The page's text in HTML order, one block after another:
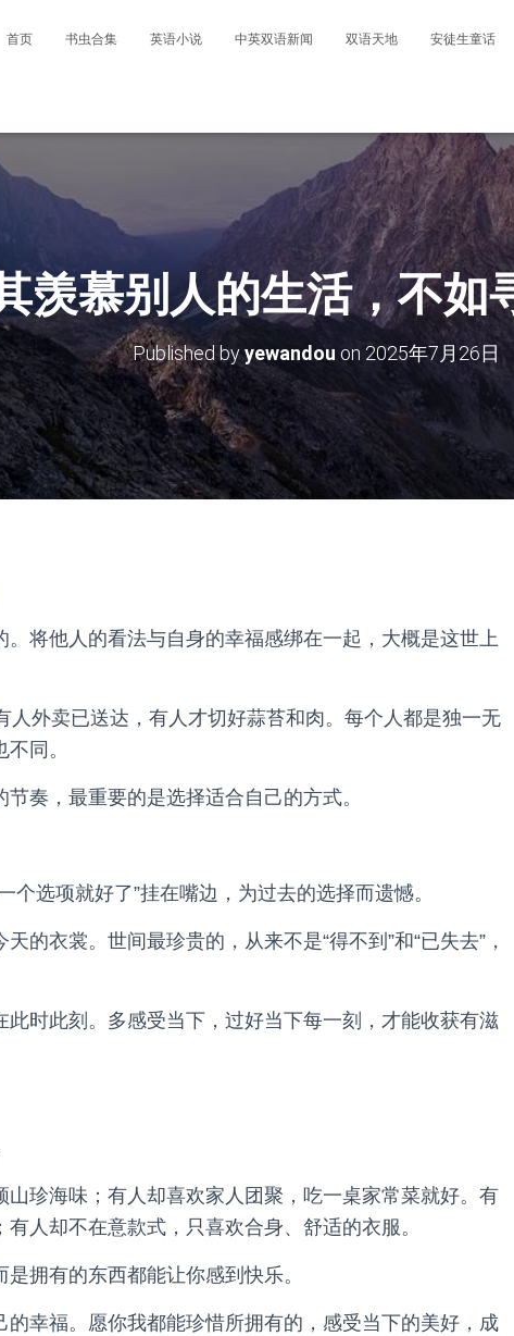
首页 书虫合集 英语小说 中英双语新闻 双语天地 安徒生童话
羡慕别人的生活，不如
Published byyewandou on 2025年7月26日
将他人的看法与自身的幸福感绑在一起，大概是这世上
人外卖已送达，有人才切好蒜苔和肉。每个人都是独一无
同。
奏，最重要的是选择适合自己的方式。
个选项就好了”挂在嘴边，为过去的选择而遗憾。
的衣裳。世间最珍贵的，从来不是“得不到”和“已失去”，
时此刻。多感受当下，过好当下每一刻，才能收获有滋
珍海味；有人却喜欢家人团聚，吃一桌家常菜就好。有
人却不在意款式，只喜欢合身、舒适的衣服。
拥有的东西都能让你感到快乐。
幸福。愿你我都能珍惜所拥有的，感受当下的美好，成